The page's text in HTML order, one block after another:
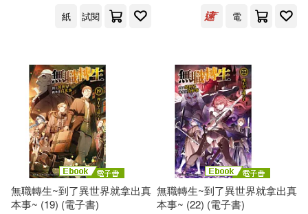
紙
試閱
電
無職轉生~到了異世界就拿出真
本事~ (19) (電子書)
無職轉生~到了異世界就拿出真
本事~ (22) (電子書)